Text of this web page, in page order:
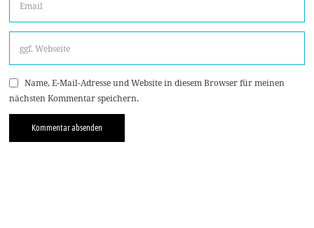
Name, E-Mail-Adresse und Website in diesem Browser für meinen
nächsten Kommentar speichern.